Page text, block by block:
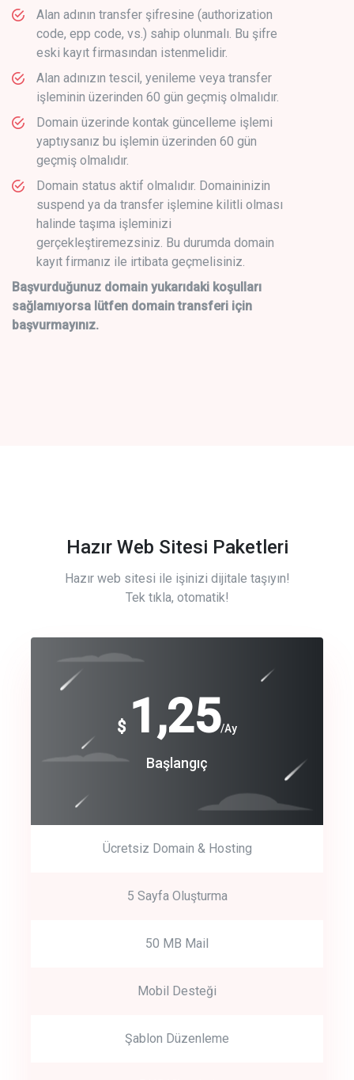
Alan adının transfer şifresine (authorization
code, epp code, vs.) sahip olunmalı. Bu şifre
eski kayıt firmasından istenmelidir.
Alan adınızın tescil, yenileme veya transfer
işleminin üzerinden 60 gün geçmiş olmalıdır.
Domain üzerinde kontak güncelleme işlemi
yaptıysanız bu işlemin üzerinden 60 gün
geçmiş olmalıdır.
Domain status aktif olmalıdır. Domaininizin
suspend ya da transfer işlemine kilitli olması
halinde taşıma işleminizi
gerçekleştiremezsiniz. Bu durumda domain
kayıt firmanız ile irtibata geçmelisiniz.
Başvurduğunuz domain yukarıdaki koşulları
sağlamıyorsa lütfen domain transferi için
başvurmayınız.
Hazır Web Sitesi Paketleri
Hazır web sitesi ile işinizi dijitale taşıyın!
Tek tıkla, otomatik!
$ 1,25/Ay
Başlangıç
Ücretsiz Domain & Hosting
5 Sayfa Oluşturma
50 MB Mail
Mobil Desteği
Şablon Düzenleme
Free
Basic